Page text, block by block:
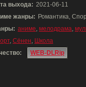
выхода: 2021-06-11
жанры: Романтика,
аниме, мелодрама,
, Сёнен, Школа
WEB-DLRip